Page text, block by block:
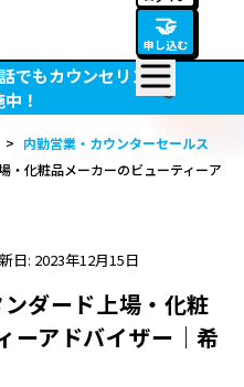
🤝
申し込む
でもカウンセリン
！
> 内勤営業・カウンターセールス
・化粧品メーカーのビューティーア
日: 2023年12月15日
ンダード上場・化粧
ーアドバイザー｜希